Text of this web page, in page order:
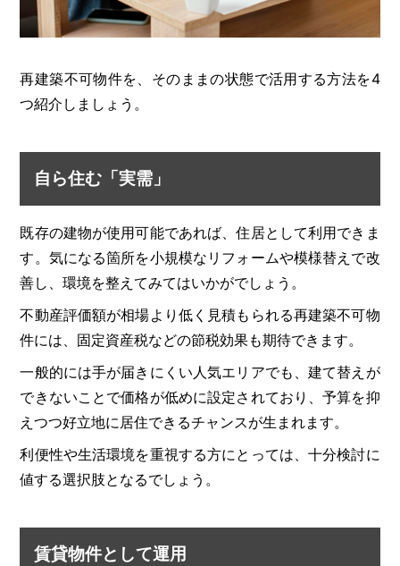
再建築不可物件を、そのままの状態で活用する方法を4
つ紹介しましょう。
自ら住む「実需」
既存の建物が使用可能であれば、住居として利用できま
す。気になる箇所を小規模なリフォームや模様替えで改
善し、環境を整えてみてはいかがでしょう。
不動産評価額が相場より低く見積もられる再建築不可物
件には、固定資産税などの節税効果も期待できます。
一般的には手が届きにくい人気エリアでも、建て替えが
できないことで価格が低めに設定されており、予算を抑
えつつ好立地に居住できるチャンスが生まれます。
利便性や生活環境を重視する方にとっては、十分検討に
値する選択肢となるでしょう。
賃貸物件として運用